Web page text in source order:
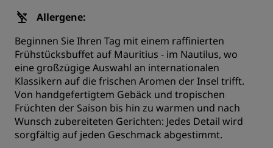
Allergene:
Beginnen Sie Ihren Tag mit einem raffinierten
Frühstücksbuffet auf Mauritius - im Nautilus, wo
eine großzügige Auswahl an internationalen
Klassikern auf die frischen Aromen der Insel trifft.
Von handgefertigtem Gebäck und tropischen
Früchten der Saison bis hin zu warmen und nach
Wunsch zubereiteten Gerichten: Jedes Detail wird
sorgfältig auf jeden Geschmack abgestimmt.